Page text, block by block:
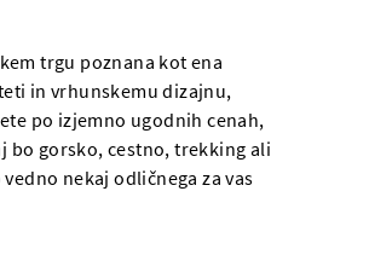
trgu poznana kot ena
in vrhunskemu dizajnu,
po izjemno ugodnih cenah,
bo gorsko, cestno, trekking ali
nekaj odličnega za vas